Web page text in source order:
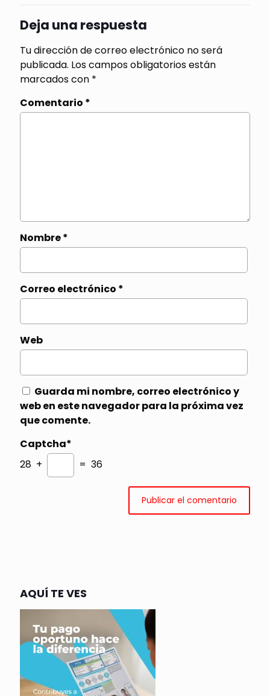
Deja una respuesta
Tu dirección de correo electrónico no será
publicada. Los campos obligatorios están
marcados con *
Comentario *
Nombre*
Correo electrónico *
Web
Guarda mi nombre, correo electrónico y
web en este navegador para la próxima vez
que comente.
Captcha*
28 +
= 36
AQUÍ TE VES